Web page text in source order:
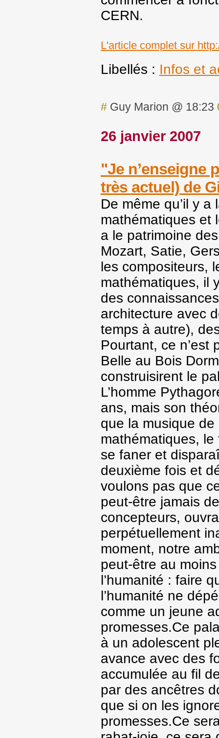
CERN.
L'article complet sur
Libellés : Infos et
#Guy Marion @ 18:23
26 janvier 2007
"Je n’enseigne
très actuel) de
De même qu’il y
mathématiques et
a le patrimoine
Mozart, Satie,
les compositeurs,
mathématiques, il
des
architecture avec
temps à autre),
Pourtant, ce n’est
Belle au Bois
construisirent le
L’homme
ans, mais son
que la musique
mathématiques,
se faner et
deuxième fois et
voulons pas que
peut-être jamais
concepteurs,
perpétuellement
moment, notre
peut-être au
l’humanité : faire
l’humanité ne
comme un jeune
promesses.Ce
à un adolescent
avance avec des
accumulée au fil
par des ancêtres
que si on les
promesses.Ce